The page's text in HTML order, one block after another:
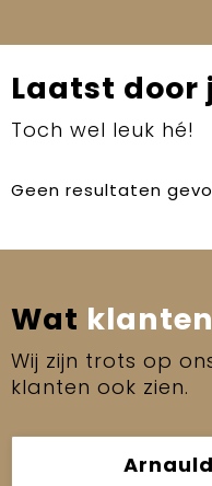
Laatst door
Toch wel leuk hé!
Geen resultaten
Wat klanten
Wij zijn trots op
klanten ook zien.